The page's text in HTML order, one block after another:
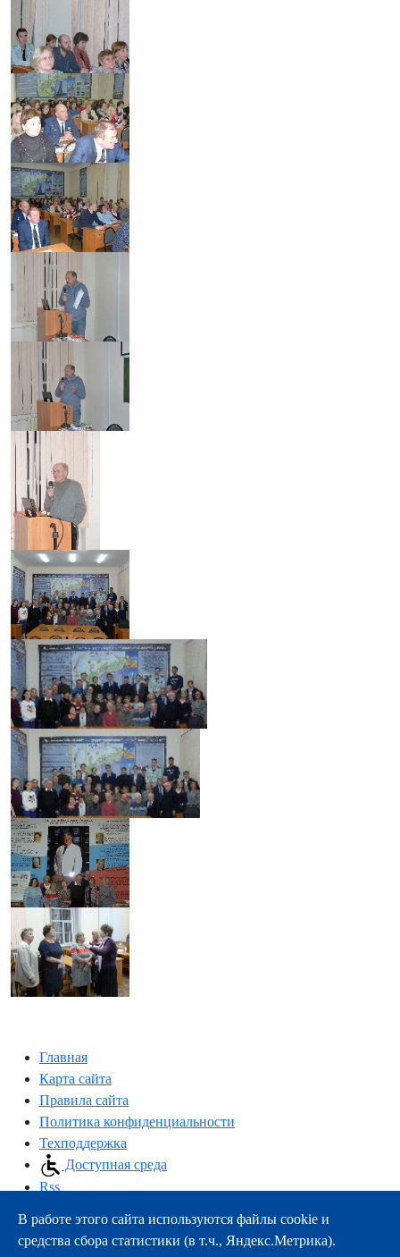
Главная
Карта сайта
Правила сайта
Политика конфиденциальности
Техподдержка
Доступная среда
Rss
163000, г.Архангельск, пр-т Троицкий, 51
тел.:+7 (8182) 21-11-63
В работе этого сайта используются файлы cookie и
средства сбора статистики (в т.ч., Яндекс.Метрика).